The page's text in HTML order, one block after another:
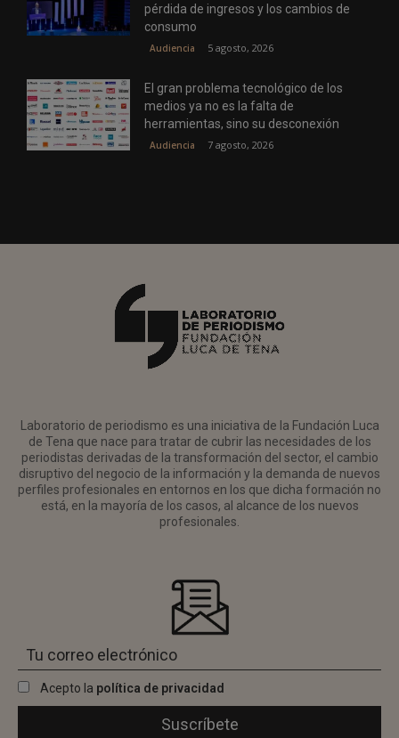
pérdida de ingresos y los cambios de
consumo
Audiencia 5 agosto, 2026
El gran problema tecnológico de los
medios ya no es la falta de
herramientas, sino su desconexión
Audiencia 7 agosto, 2026
Laboratorio de periodismo es una iniciativa de la Fundación Luca
de Tena que nace para tratar de cubrir las necesidades de los
periodistas derivadas de la transformación del sector, el cambio
disruptivo del negocio de la información y la demanda de nuevos
perfiles profesionales en entornos en los que dicha formación no
está, en la mayoría de los casos, al alcance de los nuevos
profesionales.
Acepto la política de privacidad